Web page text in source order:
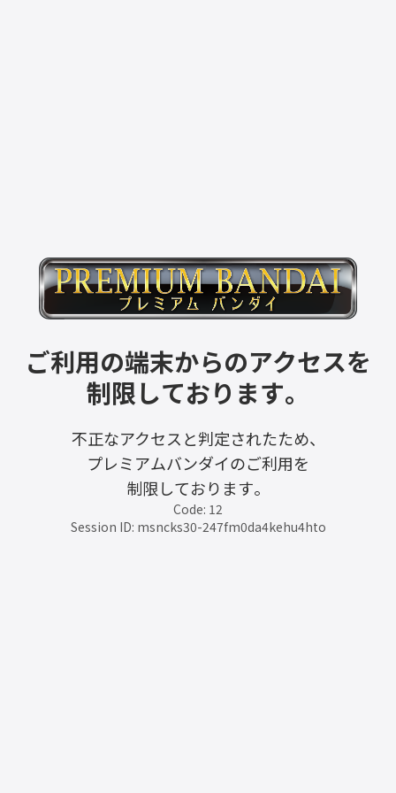
ご利用の端末からのアクセスを
制限しております。
不正なアクセスと判定されたため、
プレミアムバンダイのご利用を
制限しております。
Code: 12
Session ID: msncks30-247fm0da4kehu4hto